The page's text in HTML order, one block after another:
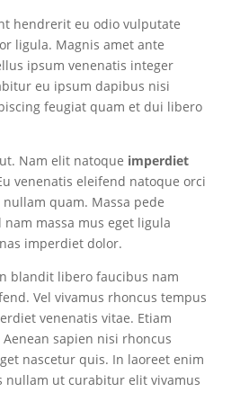
hendrerit eu odio vulputate
ligula. Magnis amet ante
ipsum venenatis integer
eu ipsum dapibus nisi
feugiat quam et dui libero
Nam elit natoque imperdiet
venenatis eleifend natoque orci
quam. Massa pede
massa mus eget ligula
imperdiet dolor.
blandit libero faucibus nam
Vel vivamus rhoncus tempus
venenatis vitae. Etiam
sapien nisi rhoncus
nascetur quis. In laoreet enim
nullam ut curabitur elit vivamus